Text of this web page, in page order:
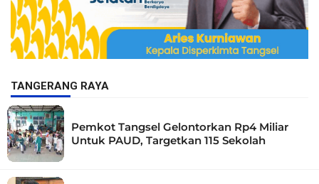
TANGERANG RAYA
Pemkot Tangsel Gelontorkan Rp4 Miliar
Untuk PAUD, Targetkan 115 Sekolah